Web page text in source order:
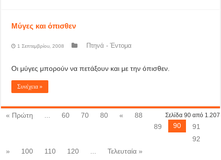
Μύγες και όπισθεν
1 Σεπτεμβρίου, 2008 Πτηνά - Έντομα
Οι μύγες μπορούν να πετάξουν και με την όπισθεν.
Συνέχεια »
Σελίδα 90 από 1.207
« Πρώτη 60 70 80 «
88
89
90
91
92
»
100 110 120 Τελευταία »